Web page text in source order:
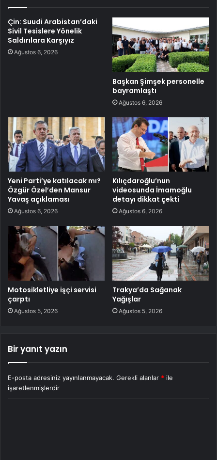
Çin: Suudi Arabistan’daki
Sivil Tesislere Yönelik
Saldırılara Karşıyız
Ağustos 6, 2026
Başkan Şimşek personelle
bayramlaştı
Ağustos 6, 2026
Yeni Parti’ye katılacak mı?
Özgür Özel’den Mansur
Yavaş açıklaması
Ağustos 6, 2026
Kılıçdaroğlu’nun
videosunda İmamoğlu
detayı dikkat çekti
Ağustos 6, 2026
Motosikletliye işçi servisi
çarptı
Ağustos 5, 2026
Trakya’da Sağanak
Yağışlar
Ağustos 5, 2026
Bir yanıt yazın
E-posta adresiniz yayınlanmayacak. Gerekli alanlar * ile
işaretlenmişlerdir